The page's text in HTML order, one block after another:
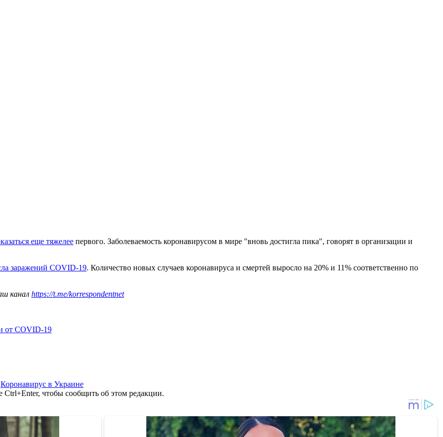
еще тяжелее первого. Заболеваемость коронавирусом в мире "вновь достигла пика", говорят в организации и
заражений COVID-19. Количество новых случаев коронавируса и смертей выросло на 20% и 11% соответственно по
канал https://t.me/korrespondentnet
от COVID-19
Коронавирус в Украине
чтобы сообщить об этом редакции.